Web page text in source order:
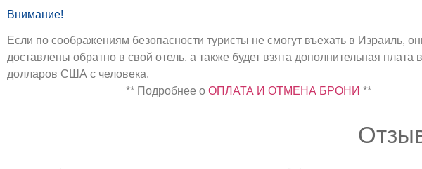
Внимание!
Если по соображениям безопасности туристы не смогут въехать в Израиль,
доставлены обратно в свой отель, а также будет взята дополнительная плата
долларов США с человека.
** Подробнее о ОПЛАТА И ОТМЕНА БРОНИ **